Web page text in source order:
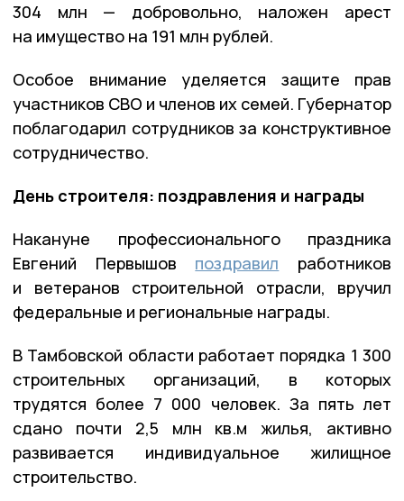
304 млн — добровольно, наложен арест
на имущество на 191 млн рублей.
Особое внимание уделяется защите прав
участников СВО и членов их семей. Губернатор
поблагодарил сотрудников за конструктивное
сотрудничество.
День строителя: поздравления и награды
Накануне профессионального праздника
Евгений Первышов поздравил работников
и ветеранов строительной отрасли, вручил
федеральные и региональные награды.
В Тамбовской области работает порядка 1 300
строительных организаций, в которых
трудятся более 7 000 человек. За пять лет
сдано почти 2,5 млн кв.м жилья, активно
развивается индивидуальное жилищное
строительство.